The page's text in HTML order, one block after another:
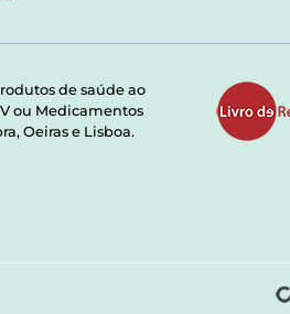
de saúde ao
ou Medicamentos
Oeiras e Lisboa.